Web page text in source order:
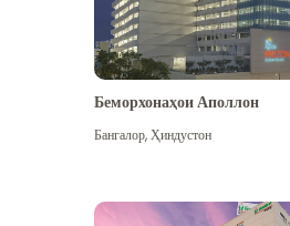
Бештар дидан
Беморхонаҳои Аполлон
Бангалор,Ҳиндустон